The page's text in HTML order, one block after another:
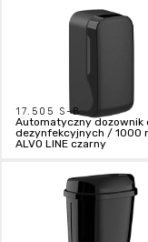
17.505 S-B
Automatyczny dozownik
dezynfekcyjnych / 1000
ALVO LINE czarny